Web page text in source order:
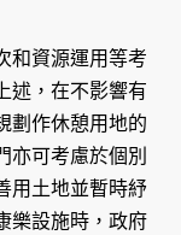
和資源運用等考
述，在不影響有
劃作休憩用地的
亦可考慮於個別
用土地並暫時紓
樂設施時，政府